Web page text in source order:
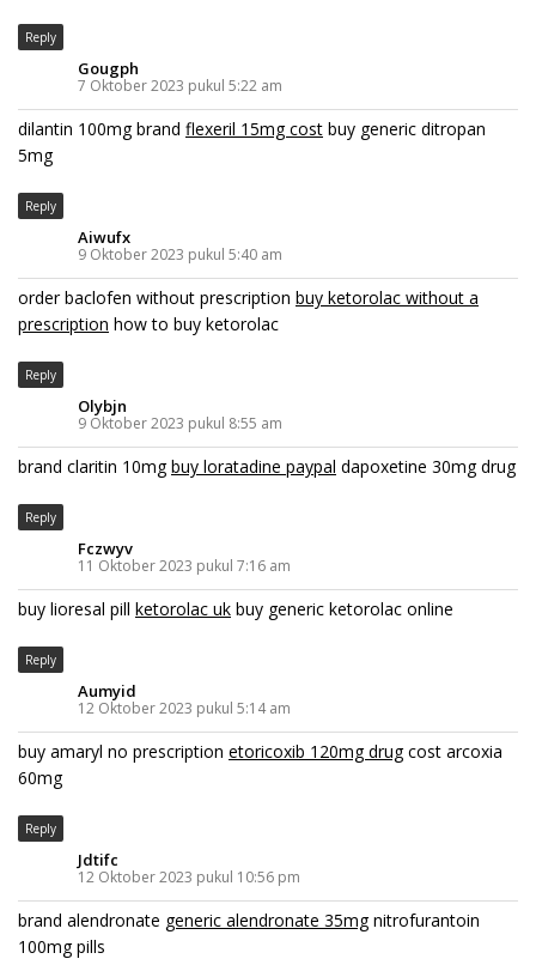
Reply
Gougph
7 Oktober 2023 pukul 5:22 am
dilantin 100mg brand flexeril 15mg cost buy generic ditropan
5mg
Reply
Aiwufx
9 Oktober 2023 pukul 5:40 am
order baclofen without prescription buy ketorolac without a
prescription how to buy ketorolac
Reply
Olybjn
9 Oktober 2023 pukul 8:55 am
brand claritin 10mgbuy loratadine paypal dapoxetine 30mg drug
Reply
Fczwyv
11 Oktober 2023 pukul 7:16 am
buy lioresal pill ketorolac uk buy generic ketorolac online
Reply
Aumyid
12 Oktober 2023 pukul 5:14 am
buy amaryl no prescription etoricoxib 120mg drugcost arcoxia
60mg
Reply
Jdtifc
12 Oktober 2023 pukul 10:56 pm
brand alendronate generic alendronate 35mgnitrofurantoin
100mg pills